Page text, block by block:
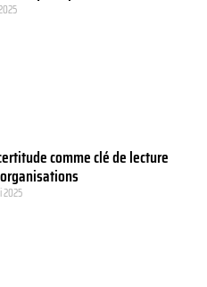
comme clé de lecture
2025